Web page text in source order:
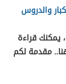
والدروس
يمكنك قراءة
مقدمة لكم